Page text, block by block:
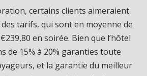
certains clients aimeraient
tarifs, qui sont en moyenne de
en soirée. Bien que l’hôtel
de 15% à 20% garanties toute
et la garantie du meilleur